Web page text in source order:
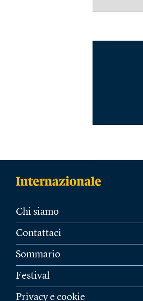
Chi siamo
Contattaci
Sommario
Festival
Privacy e cookie